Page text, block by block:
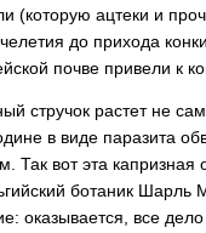
(которую ацтеки и
до прихода
почве привели к
стручок растет не
в виде паразита
Так вот эта капризная
ботаник Шарль
оказывается, все